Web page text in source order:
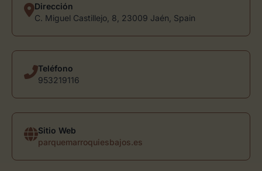
Dirección
C. Miguel Castillejo, 8, 23009 Jaén, Spain
Teléfono
953219116
Sitio Web
parquemarroquiesbajos.es